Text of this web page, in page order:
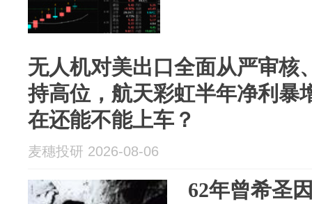
无人机对美出口全面从严审核
持高位，航天彩虹半年净利暴
在还能不能上车？
麦穗投研 2026-08-06
62年曾希圣